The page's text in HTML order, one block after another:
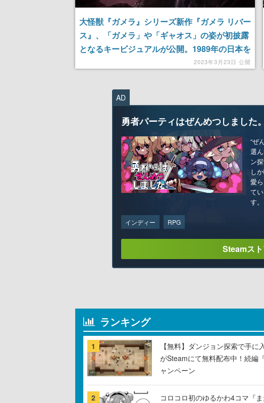
大怪獣『ガメラ』シリーズ新作『ガメラ リバー
ス』、「ガメラ」や「ギャオス」の姿が初披露
となるキービジュアルが公開。1989年の日本を
舞台に少年たちの「怪獣の夏」を描く2023年3月23日 公開
AD
勇者パーティはぜんめつしました。
“ぜ
選
ン
し
愛
て
す。
インディー RPG
Steamス
ランキング
1
【無料】ダンジョン探索で手
がSteamにて無料配布中！続編
ャンペーン
2
コロコロ初のゆるかわ4コマ『